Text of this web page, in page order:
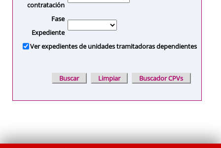
contratación
Fase
Expediente
Ver expedientes de unidades tramitadoras dependientes